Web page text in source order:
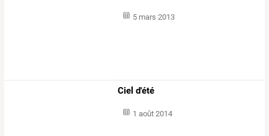
5 mars 2013
Ciel d'été
1 août 2014